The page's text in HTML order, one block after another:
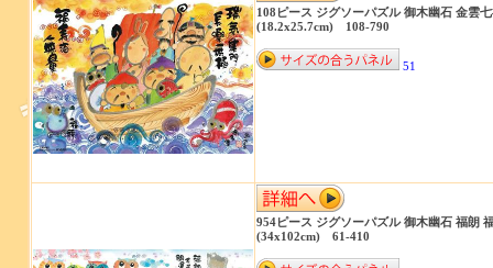
108ピース ジグソーパズル 御木幽石 金雲
(18.2x25.7cm) 108-790
51
954ピース ジグソーパズル 御木幽石 福朗
(34x102cm) 61-410